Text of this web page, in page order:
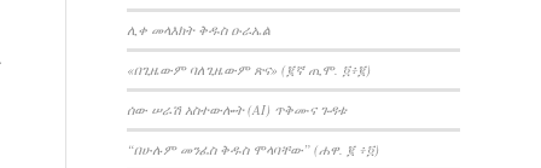
ሊቀ መላእክት ቅዱስ ዑራኤል
«በጊዜውም ባለጊዜውም ጽና» (፪ኛ ጢሞ. ፬፥፪)
ሰው ሠራሽ አስተውሎት (AI) ጥቅሙና ጉዳቱ
“በሁሉም መንፈስ ቅዱስ ሞላባቸው” (ሐዋ. ፪ ፥፬)